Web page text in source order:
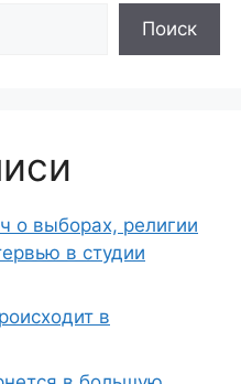
Поиск
о выборах, религии
в студии
в